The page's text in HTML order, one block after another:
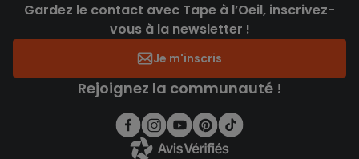
Gardez le contact avec Tape à l’Oeil, inscrivez-
vous à la newsletter !
Je m'inscris
Rejoignez la communauté !